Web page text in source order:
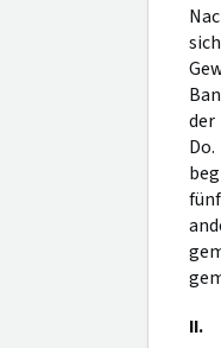
II.